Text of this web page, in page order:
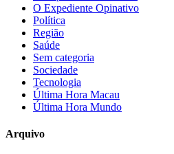
O Expediente Opinativo
Política
Região
Saúde
Sem categoria
Sociedade
Tecnologia
Última Hora Macau
Última Hora Mundo
Arquivo